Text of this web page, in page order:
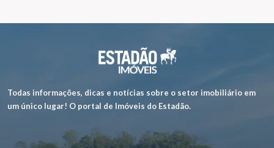
Todas informações, dicas e notícias sobre o setor imobiliário em
um único lugar! O portal de Imóveis do Estadão.